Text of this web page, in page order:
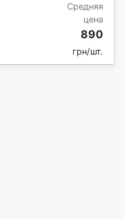
Средняя
цена
890
грн/шт.